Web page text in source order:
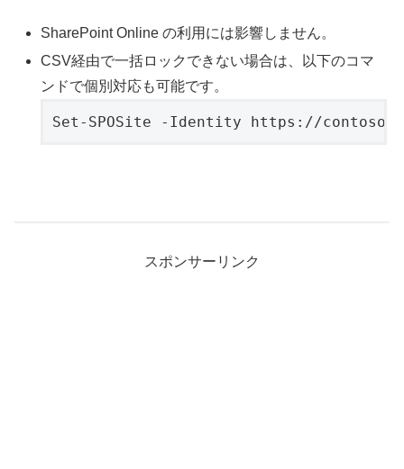
SharePoint Online の利用には影響しません。
CSV経由で一括ロックできない場合は、以下のコマ
ンドで個別対応も可能です。
Set-SPOSite -Identity https://contoso-
スポンサーリンク